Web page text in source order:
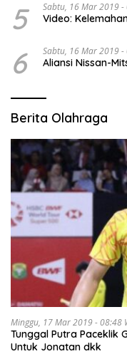
5 Sabtu, 16 Mar 2019 -
Video:
6 Sabtu, 16 Mar 2019 -
Aliansi Nissan-
Berita Olahraga
Minggu, 17 Mar 2019 - 08:48
Tunggal Putra Paceklik
Untuk Jonatan dkk